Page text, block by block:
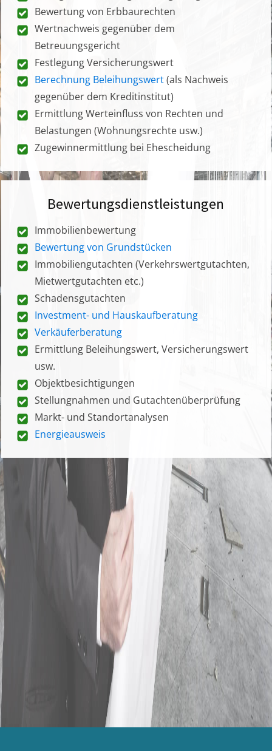
Bewertung von Erbbaurechten
Wertnachweis gegenüber dem
Betreuungsgericht
Festlegung Versicherungswert
Berechnung Beleihungswert(als Nachweis
gegenüber dem Kreditinstitut)
Ermittlung Werteinfluss von Rechten und
Belastungen (Wohnungsrechte usw.)
Zugewinnermittlung bei Ehescheidung
Bewertungsdienstleistungen
Immobilienbewertung
Bewertung von Grundstücken
Immobiliengutachten (Verkehrswertgutachten,
Mietwertgutachten etc.)
Schadensgutachten
Investment- und Hauskaufberatung
Verkäuferberatung
Ermittlung Beleihungswert, Versicherungswert
usw.
Objektbesichtigungen
Stellungnahmen und Gutachtenüberprüfung
Markt- und Standortanalysen
Energieausweis